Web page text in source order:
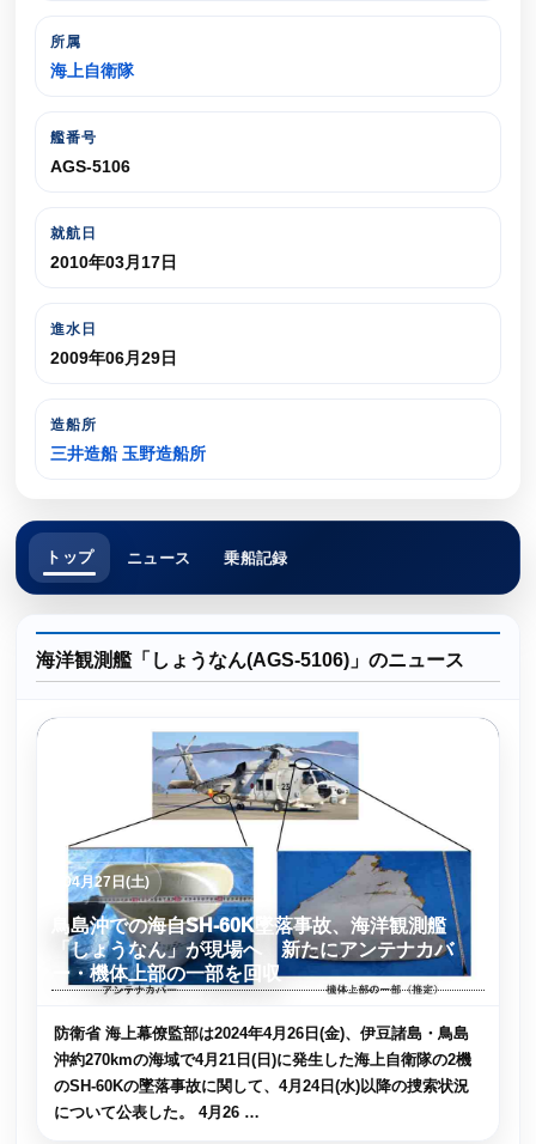
所属
海上自衛隊
艦番号
AGS-5106
就航日
2010年03月17日
進水日
2009年06月29日
造船所
三井造船 玉野造船所
トップ ニュース 乗船記録
海洋観測艦「しょうなん(AGS-5106)」のニュース
04月27日(土)
鳥島沖での海自SH-60K墜落事故、海洋観測艦
「しょうなん」が現場へ 新たにアンテナカバ
ー・機体上部の一部を回収
防衛省 海上幕僚監部は2024年4月26日(金)、伊豆諸島・鳥島
沖約270kmの海域で4月21日(日)に発生した海上自衛隊の2機
のSH-60Kの墜落事故に関して、4月24日(水)以降の捜索状況
について公表した。 4月26 …